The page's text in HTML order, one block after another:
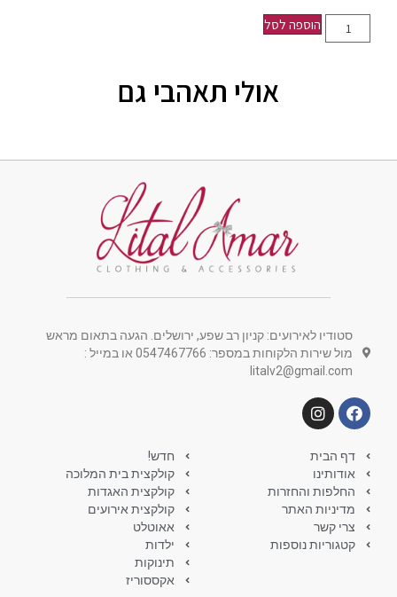
הוספה לסל
אולי תאהבי גם
סטודיו לאירועים: קניון רב שפע, ירושלים. הגעה בתאום מראש
מול שירות הלקוחות במספר: 0547467766 או במייל :
litalv2@gmail.com
דף הבית
אודותינו
החלפות והחזרות
מדיניות האתר
צרי קשר
קטגוריות נוספות
חדש!
קולקצית בית המלוכה
קולקצית האגדות
קולקצית אירועים
אאוטלט
ילדות
תינוקות
אקססוריז